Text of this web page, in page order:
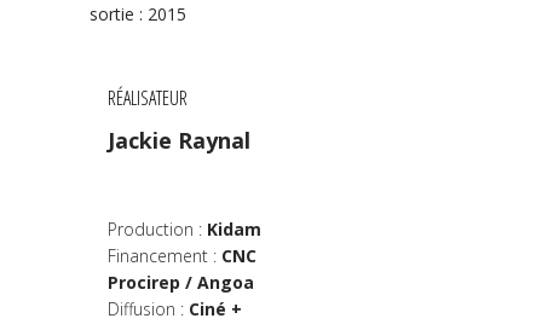
sortie : 2015
RÉALISATEUR
Jackie Raynal
Production : Kidam
Financement : CNC
Procirep / Angoa
Diffusion : Ciné +